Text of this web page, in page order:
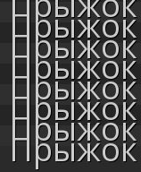
Прыжок
Прыжок
Прыжок
Прыжок
Прыжок
Прыжок
Прыжок